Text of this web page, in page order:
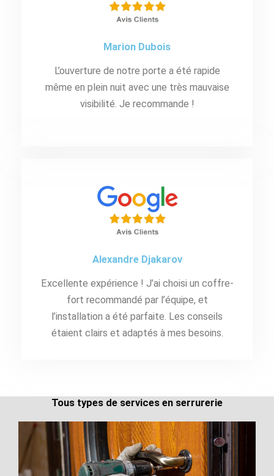
Marion Dubois
L’ouverture de notre porte a été rapide
même en plein nuit avec une très mauvaise
visibilité. Je recommande !
Alexandre Djakarov
Excellente expérience ! J’ai choisi un coffre-
fort recommandé par l’équipe, et
l’installation a été parfaite. Les conseils
étaient clairs et adaptés à mes besoins.
Tous types de services en serrurerie